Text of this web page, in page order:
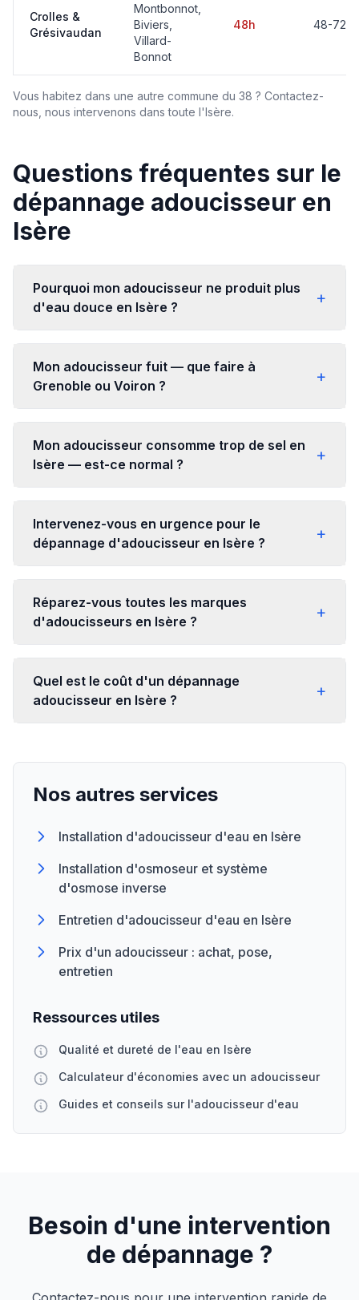
Crolles &
Grésivaudan
Montbonnot,
Biviers,
Villard-
Bonnot
48h 48-72h
Vous habitez dans une autre commune du 38 ? Contactez-
nous, nous intervenons dans toute l'Isère.
Questions fréquentes sur le
dépannage adoucisseur en
Isère
Pourquoi mon adoucisseur ne produit plus
d'eau douce en Isère ?
+
Mon adoucisseur fuit — que faire à
Grenoble ou Voiron ?
+
Mon adoucisseur consomme trop de sel en
Isère — est-ce normal ?
+
Intervenez-vous en urgence pour le
dépannage d'adoucisseur en Isère ?
+
Réparez-vous toutes les marques
d'adoucisseurs en Isère ?
+
Quel est le coût d'un dépannage
adoucisseur en Isère ?
+
Nos autres services
Installation d'adoucisseur d'eau en Isère
Installation d'osmoseur et système
d'osmose inverse
Entretien d'adoucisseur d'eau en Isère
Prix d'un adoucisseur : achat, pose,
entretien
Ressources utiles
Qualité et dureté de l'eau en Isère
Calculateur d'économies avec un adoucisseur
Guides et conseils sur l'adoucisseur d'eau
Besoin d'une intervention
de dépannage ?